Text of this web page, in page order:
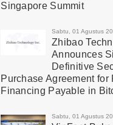
Singapore Summit
Sabtu, 01 Agustus
Zhibao
Announces
Definitive
Purchase Agreement for
Financing Payable in
Sabtu, 01 Agustus